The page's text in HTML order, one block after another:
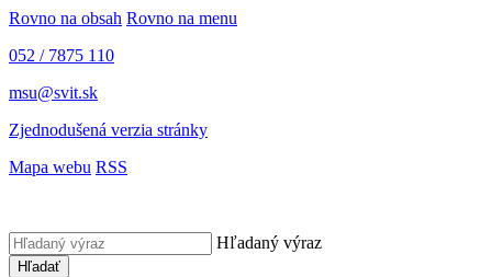
Rovno na obsah Rovno na menu
052 / 7875 110
msu@svit.sk
Zjednodušená verzia stránky
Mapa webu RSS
Hľadaný výraz
Hľadať